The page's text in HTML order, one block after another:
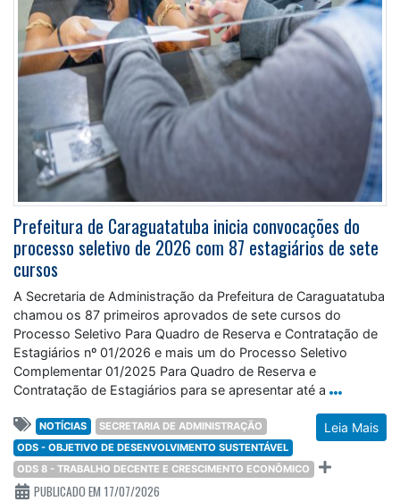
Prefeitura de Caraguatatuba inicia convocações do
processo seletivo de 2026 com 87 estagiários de sete
cursos
A Secretaria de Administração da Prefeitura de Caraguatatuba
chamou os 87 primeiros aprovados de sete cursos do
Processo Seletivo Para Quadro de Reserva e Contratação de
Estagiários nº 01/2026 e mais um do Processo Seletivo
Complementar 01/2025 Para Quadro de Reserva e
Contratação de Estagiários para se apresentar até a
Leia Mais
NOTÍCIAS
SECRETARIA DE ADMINISTRAÇÃO
ODS - OBJETIVO DE DESENVOLVIMENTO SUSTENTÁVEL
ODS 8 - TRABALHO DECENTE E CRESCIMENTO ECONÔMICO
PUBLICADO EM 17/07/2026